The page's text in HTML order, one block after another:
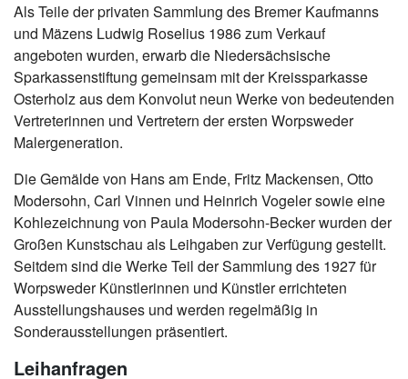
Als Teile der privaten Sammlung des Bremer Kaufmanns
und Mäzens Ludwig Roselius 1986 zum Verkauf
angeboten wurden, erwarb die Niedersächsische
Sparkassenstiftung gemeinsam mit der Kreissparkasse
Osterholz aus dem Konvolut neun Werke von bedeutenden
Vertreterinnen und Vertretern der ersten Worpsweder
Malergeneration.
Die Gemälde von Hans am Ende, Fritz Mackensen, Otto
Modersohn, Carl Vinnen und Heinrich Vogeler sowie eine
Kohlezeichnung von Paula Modersohn-Becker wurden der
Großen Kunstschau als Leihgaben zur Verfügung gestellt.
Seitdem sind die Werke Teil der Sammlung des 1927 für
Worpsweder Künstlerinnen und Künstler errichteten
Ausstellungshauses und werden regelmäßig in
Sonderausstellungen präsentiert.
Leihanfragen